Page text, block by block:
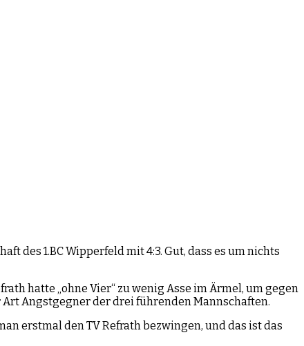
des 1.BC Wipperfeld mit 4:3. Gut, dass es um nichts
hatte „ohne Vier“ zu wenig Asse im Ärmel, um gegen
Angstgegner der drei führenden Mannschaften.
erstmal den TV Refrath bezwingen, und das ist das